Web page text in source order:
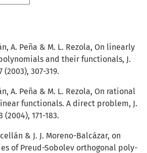
A. Peña & M. L. Rezola, On linearly
and their functionals, J.
307-319.
A. Peña & M. L. Rezola, On rational
functionals. A direct problem, J.
171-183.
& J. J. Moreno-Balcázar, on
of Preud-Sobolev orthogonal poly­